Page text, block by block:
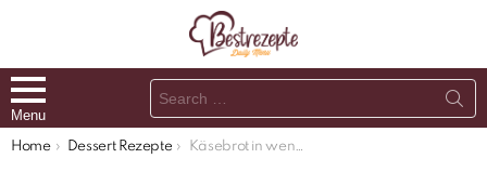
Menu
Search
for:
You are here:
Home Dessert Rezepte Käsebrot in wenigen Minuten zubereitet